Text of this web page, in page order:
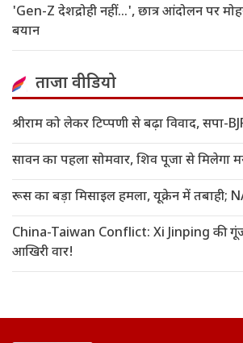
'Gen-Z देशद्रोही नहीं...', छात्र आंदोलन पर
बयान
ताजा वीडियो
श्रीराम को लेकर टिप्पणी से बढ़ा विवाद, सपा-
सावन का पहला सोमवार, शिव पूजा से मिलेगा
रूस का बड़ा मिसाइल हमला, यूक्रेन में तबाही;
China-Taiwan Conflict: Xi Jinping की
आखिरी वार!